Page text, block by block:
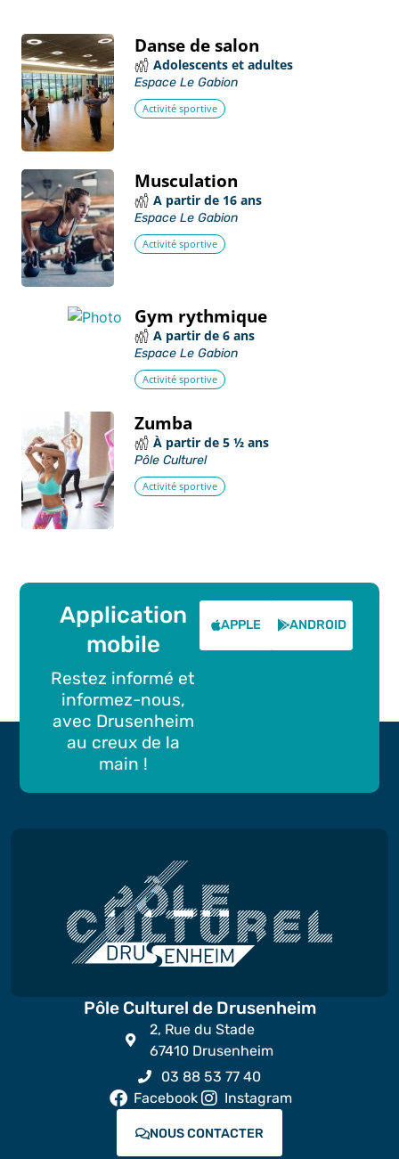
Danse de salon
Adolescents et adultes
Espace Le Gabion
Activité sportive
Musculation
A partir de 16 ans
Espace Le Gabion
Activité sportive
Gym rythmique
A partir de 6 ans
Espace Le Gabion
Activité sportive
Zumba
À partir de 5 ½ ans
Pôle Culturel
Activité sportive
Application
mobile
Restez informé et
informez-nous,
avec Drusenheim
au creux de la
main !
APPLE ANDROID
Pôle Culturel de Drusenheim
2, Rue du Stade
67410 Drusenheim
03 88 53 77 40
Facebook
Instagram
NOUS CONTACTER